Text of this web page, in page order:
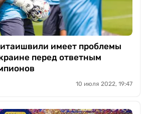
имеет проблемы
перед ответным
10 июля 2022, 19:47